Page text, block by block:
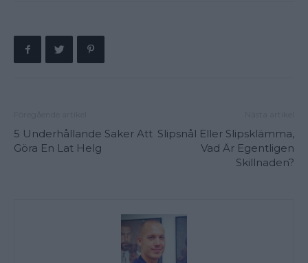
5 Underhållande Saker Att
Göra En Lat Helg
Slipsnål Eller Slipsklämma,
Vad Är Egentligen
Skillnaden?